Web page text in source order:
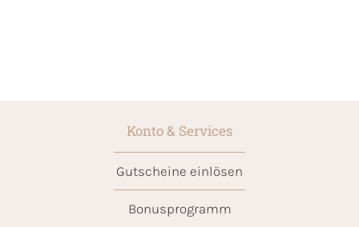
Konto & Services
Gutscheine einlösen
Bonusprogramm